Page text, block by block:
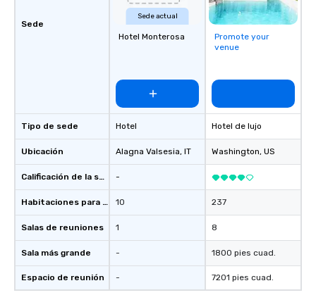
Sede
Tipo de sede
Ubicación
Calificación de la sede
Habitaciones para huéspedes
Salas de reuniones
Sala más grande
Espacio de reunión
Sede actual
Hotel Monterosa
Hotel
Alagna Valsesia, IT
-
10
1
-
-
Promote your
venue
Hotel de lujo
Washington, US
237
8
1800 pies cuad.
7201 pies cuad.